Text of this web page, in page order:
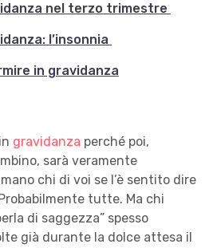
nel terzo trimestre
l’insonnia
in gravidanza
gravidanza perché poi,
sarà veramente
chi di voi se l’è sentito dire
tutte. Ma chi
di saggezza” spesso
già durante la dolce attesa il